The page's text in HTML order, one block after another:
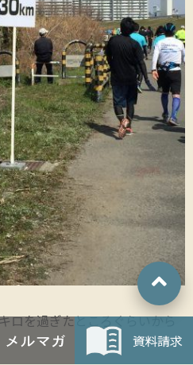
ロを過ぎたところぐらいから